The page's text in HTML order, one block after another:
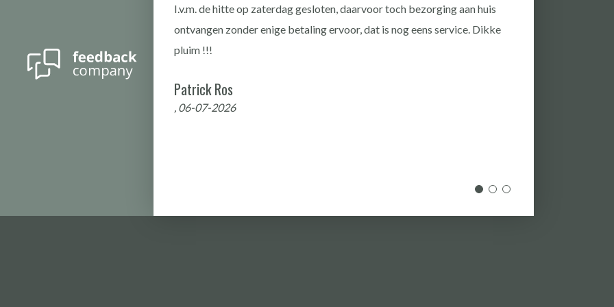
het probleem , en een
I.v.m. de hitte op zaterdag gesloten, daarvoor toch bezorging aan huis
ontvangen zonder enige betaling ervoor, dat is nog eens service. Dikke
pluim !!!
Patrick Ros
, 06-07-2026